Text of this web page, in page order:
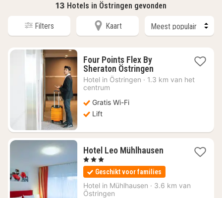
13 Hotels in Östringen gevonden
Filters Kaart
Four Points Flex By
Sheraton Östringen1
nacht
Hotel in Östringen · 1.3 km van het
centrum
Gratis Wi-Fi
Lift
Hotel Leo Mühlhausen1
vanaf
€
94
, 3 Sterren
Geschikt voor families
Hotel in Mühlhausen · 3.6 km van
Östringen